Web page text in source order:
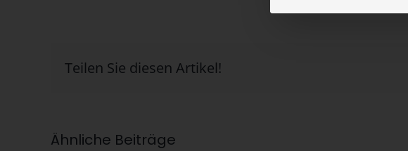
Teilen Sie diesen Artikel!
Ähnliche Beiträge